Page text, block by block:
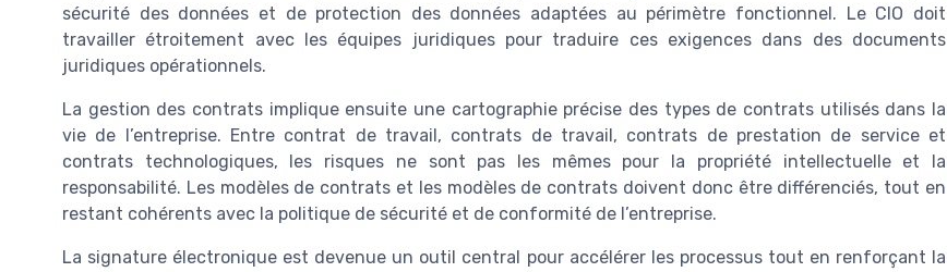
sécurité des données et de protection des données adaptées au périmètre fonctionnel. Le CIO doit
travailler étroitement avec les équipes juridiques pour traduire ces exigences dans des documents
juridiques opérationnels.
La gestion des contrats implique ensuite une cartographie précise des types de contrats utilisés dans la
vie de l’entreprise. Entre contrat de travail, contrats de travail, contrats de prestation de service et
contrats technologiques, les risques ne sont pas les mêmes pour la propriété intellectuelle et la
responsabilité. Les modèles de contrats et les modèles de contrats doivent donc être différenciés, tout en
restant cohérents avec la politique de sécurité et de conformité de l’entreprise.
La signature électronique est devenue un outil central pour accélérer les processus tout en renforçant la